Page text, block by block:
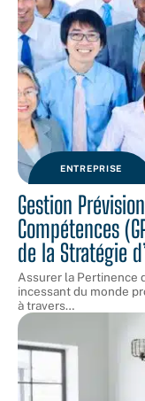
ENTREPRISE
Gestion
Compétences
de la Stratégie
Assurer la Pertinence
incessant du monde
à travers…